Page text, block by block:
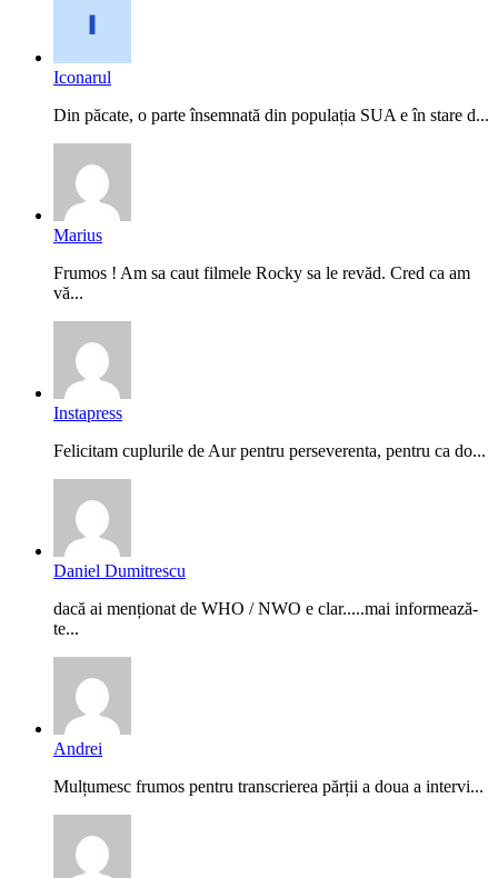
Iconarul
Din păcate, o parte însemnată din populația SUA e în stare d...
Marius
Frumos ! Am sa caut filmele Rocky sa le revăd. Cred ca am
vă...
Instapress
Felicitam cuplurile de Aur pentru perseverenta, pentru ca do...
Daniel Dumitrescu
dacă ai menționat de WHO / NWO e clar.....mai informează-
te...
Andrei
Mulțumesc frumos pentru transcrierea părții a doua a intervi...